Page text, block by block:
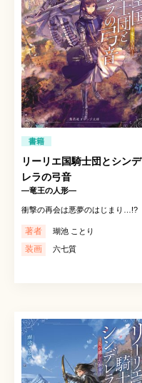
書籍
リーリエ国騎士団とシンデ
レラの弓音
―竜王の人形―
衝撃の再会は悪夢のはじまり…!?
著者 瑚池 ことり
装画 六七質